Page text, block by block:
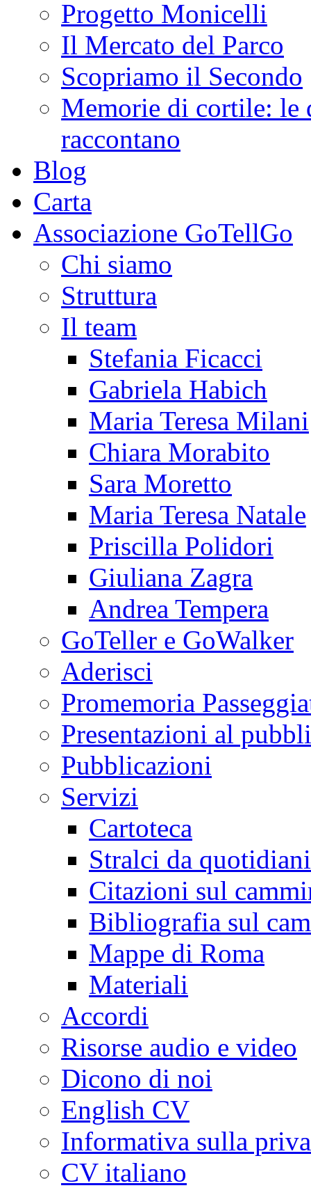
Progetto Monicelli
Il Mercato del Parco
Scopriamo il Secondo
Memorie di cortile: le
raccontano
Blog
Carta
Associazione GoTellGo
Chi siamo
Struttura
Il team
Stefania Ficacci
Gabriela Habich
Maria Teresa Milani
Chiara Morabito
Sara Moretto
Maria Teresa Natale
Priscilla Polidori
Giuliana Zagra
Andrea Tempera
GoTeller e GoWalker
Aderisci
Promemoria
Presentazioni al
Pubblicazioni
Servizi
Cartoteca
Stralci da
Citazioni sul
Bibliografia sul
Mappe di Roma
Materiali
Accordi
Risorse audio e video
Dicono di noi
English CV
Informativa sulla
CV italiano